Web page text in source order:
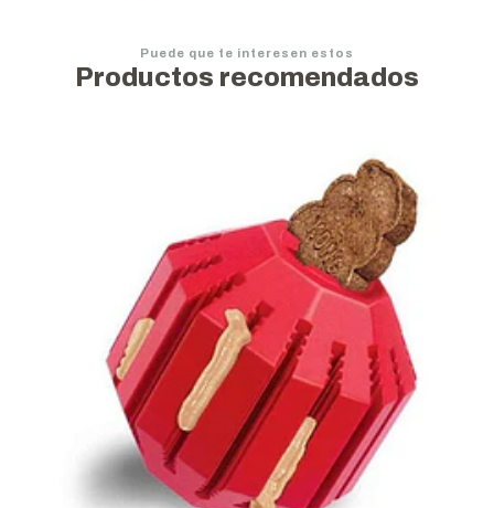
Puede que te interesen estos
Productos recomendados